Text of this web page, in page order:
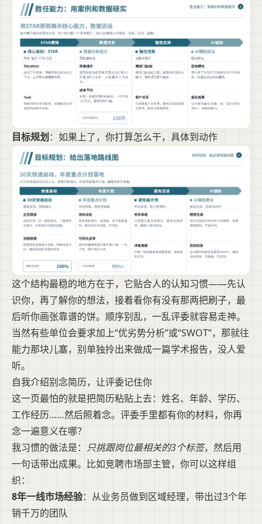
目标规划 ：如果上了，你打算怎么干，具体到动作
这个结构最稳的地方在于，它贴合人的认知习惯——先认
识你，再了解你的想法，接着看你有没有那两把刷子，最
后听你画张靠谱的饼。顺序别乱，一乱评委就容易走神。
当然有些单位会要求加上“优劣势分析”或“SWOT”，那就往
能力那块儿塞，别单独拎出来做成一篇学术报告，没人爱
听。
自我介绍别念简历，让评委记住你
这一页最怕的就是把简历粘贴上去：姓名、年龄、学历、
工作经历……然后照着念。评委手里都有你的材料，你再
念一遍意义在哪？
我习惯的做法是： 只挑跟岗位最相关的3个标签，然后用
一句话带出成果。比如竞聘市场部主管，你可以这样组
织：
8年一线市场经验：从业务员做到区域经理，带出过3个年
销千万的团队